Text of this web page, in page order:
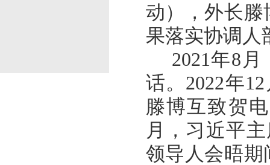
动），外长滕
果落实协调人
2021年8
话。2022年
滕博互致贺
月，习近平
领导人会晤期